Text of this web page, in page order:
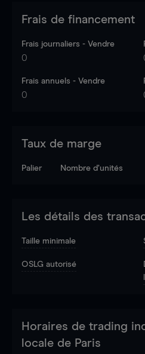
Frais de financement
Frais journaliers - Vendre
0
Frais annuels - Vendre
0
Taux de marge
Palier Nombre d’unités
Les détails des
Taille minimale
OSLG autorisé
Horaires de trading
locale de Paris